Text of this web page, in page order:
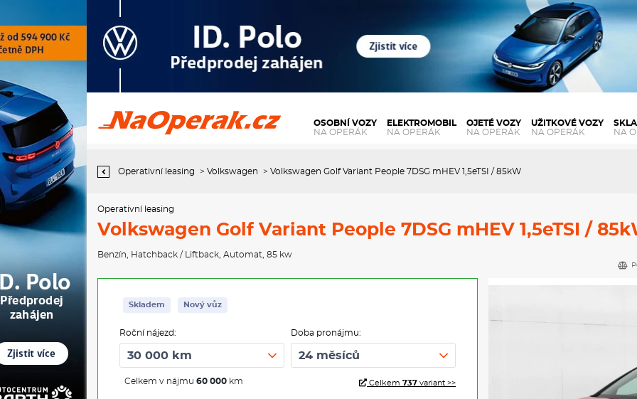
Operativní leasing Volkswagen Golf Variant People 7DSG mHEV
1,5eTSI / 85kW
OSOBNÍ VOZY
NA OPERÁK
ELEKTROMOBIL
NA OPERÁK
OJETÉ VOZY
NA OPERÁK
UŽITKOVÉ VOZY
NA OPERÁK
NA
Operativní leasing > Volkswagen > Volkswagen Golf Variant People 7DSG mHEV 1,5eTSI / 85kW
Operativní leasing
Volkswagen Golf Variant People 7DSG mHEV 1,5eTSI /
Benzín Hatchback / Liftback Automat , 85 kw
Skladem Nový vůz
Roční nájezd:
Celkem v nájmu 60 000 km
Doba pronájmu:
Celkem 737 variant >>